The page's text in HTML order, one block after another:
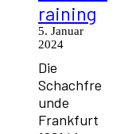
raining
5. Januar
2024
Die
Schachfre
unde
Frankfurt